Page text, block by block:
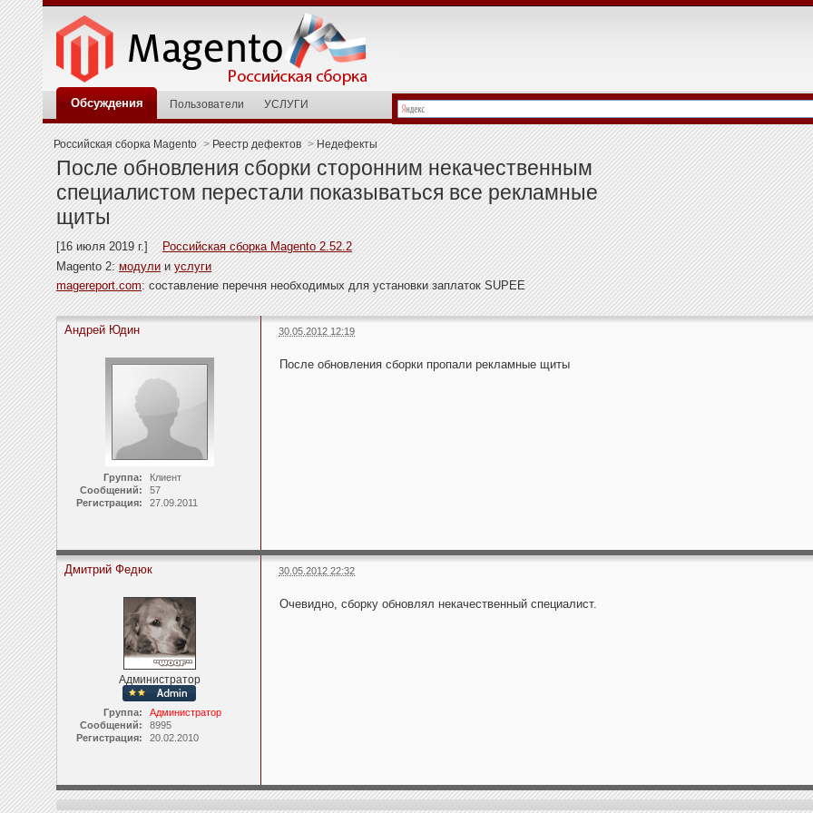
Обсуждения Пользователи УСЛУГИ
Российская сборка Magento > Реестр дефектов > Недефекты
После обновления сборки сторонним некачественным
специалистом перестали показываться все рекламные
щиты
[16 июля 2019 г.]
Российская сборка Magento 2.52.2
Magento 2: модули и услуги
magereport.com: составление перечня необходимых для установки заплаток SUPEE
Андрей Юдин
Группа:
Клиент
Сообщений:
57
Регистрация:
27.09.2011
30.05.2012 12:19
После обновления сборки пропали рекламные щиты
Дмитрий Федюк
Администратор
Группа:
Администратор
Сообщений:
8995
Регистрация:
20.02.2010
30.05.2012 22:32
Очевидно, сборку обновлял некачественный специалист.